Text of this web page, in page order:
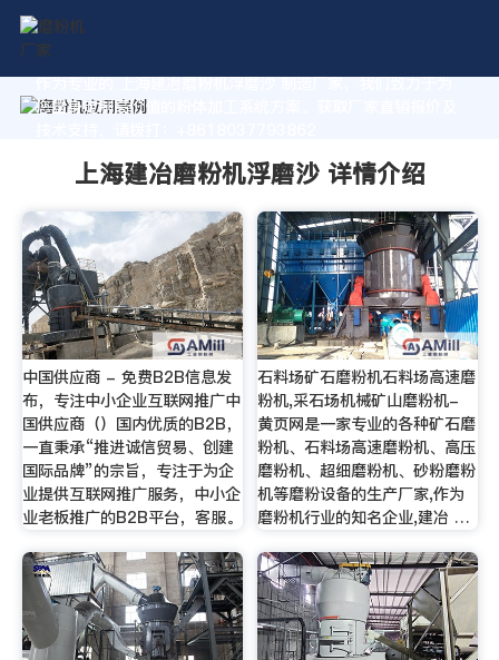
作为专业的 上海建冶磨粉机浮磨沙 制造厂家，我们致力于为
您量身定制高价值的粉体加工系统方案。获取厂家直销报价及
上海建冶磨粉机浮磨沙 详情介绍
中国供应商 - 免费B2B信息发
布，专注中小企业互联网推广中
国供应商（）国内优质的B2B，
一直秉承“推进诚信贸易、创建
国际品牌”的宗旨，专注于为企
业提供互联网推广服务，中小企
业老板推广的B2B平台，客服。
石料场矿石磨粉机石料场高速磨
粉机,采石场机械矿山磨粉机-
黄页网是一家专业的各种矿石磨
粉机、石料场高速磨粉机、高压
磨粉机、超细磨粉机、砂粉磨粉
机等磨粉设备的生产厂家,作为
磨粉机行业的知名企业,建冶 …